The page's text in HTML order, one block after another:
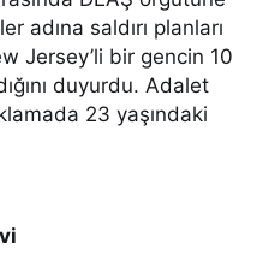
adına saldırı planları
Jersey’li bir gencin 10
duyurdu. Adalet
23 yaşındaki